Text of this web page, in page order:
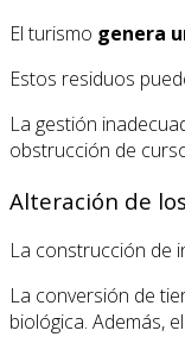
El turismo genera
Estos residuos
La gestión
obstrucción de
Alteración de
La construcción de
La conversión de
biológica. Además,